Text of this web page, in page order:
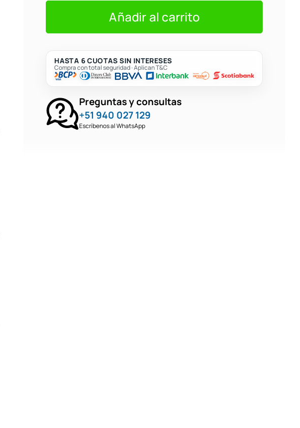
DP274N
59
NICKEL
cantidad
Añadir al carrito
HASTA 6 CUOTAS SIN INTERESES
Compra con total seguridad · Aplican T&C
Preguntas y consultas
+51 940 027 129
Escríbenos al WhatsApp